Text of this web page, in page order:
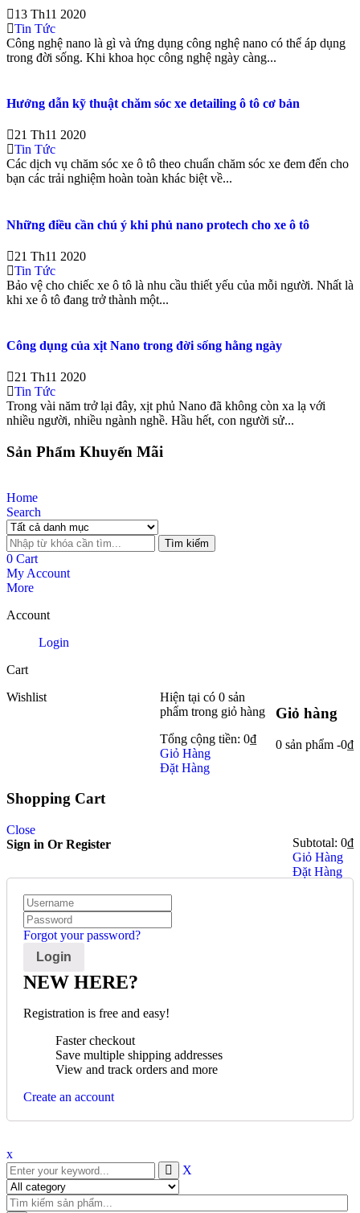
13 Th11 2020
Tin Tức
Công nghệ nano là gì và ứng dụng công nghệ nano có thể áp dụng
trong đời sống. Khi khoa học công nghệ ngày càng...
Hướng dẫn kỹ thuật chăm sóc xe detailing ô tô cơ bản
21 Th11 2020
Tin Tức
Các dịch vụ chăm sóc xe ô tô theo chuẩn chăm sóc xe đem đến cho
bạn các trải nghiệm hoàn toàn khác biệt về...
Những điều cần chú ý khi phủ nano protech cho xe ô tô
21 Th11 2020
Tin Tức
Bảo vệ cho chiếc xe ô tô là nhu cầu thiết yếu của mỗi người. Nhất là
khi xe ô tô đang trở thành một...
Công dụng của xịt Nano trong đời sống hằng ngày
21 Th11 2020
Tin Tức
Trong vài năm trở lại đây, xịt phủ Nano đã không còn xa lạ với
nhiều người, nhiều ngành nghề. Hầu hết, con người sử...
Sản Phẩm Khuyến Mãi
Home
Search
Tìm kiếm
0 Cart
My Account
More
Account
Login
Cart
Giỏ hàng
0 sản phẩm -0₫
Hiện tại có 0 sản
phẩm trong giỏ hàng
Tổng cộng tiền: 0₫
Giỏ Hàng
Đặt Hàng
Wishlist
Shopping Cart
Subtotal: 0₫
Giỏ Hàng
Đặt Hàng
Close
Sign in Or Register
Forgot your password?
NEW HERE?
Registration is free and easy!
Faster checkout
Save multiple shipping addresses
View and track orders and more
Create an account
x
X